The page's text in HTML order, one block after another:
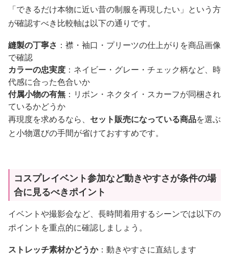
「できるだけ本物に近い昔の制服を再現したい」という方
が確認すべき比較軸は以下の通りです。
縫製の丁寧さ ：襟・袖口・プリーツの仕上がりを商品画像
で確認
カラーの忠実度 ：ネイビー・グレー・チェック柄など、時
代感に合った色合いか
付属小物の有無 ：リボン・ネクタイ・スカーフが同梱され
ているかどうか
再現度を求めるなら、 セット販売になっている商品を選ぶ
と小物選びの手間が省けておすすめです。
コスプレイベント参加など動きやすさが条件の場
合に見るべきポイント
イベントや撮影会など、長時間着用するシーンでは以下の
ポイントを重点的に確認しましょう。
ストレッチ素材かどうか：動きやすさに直結します